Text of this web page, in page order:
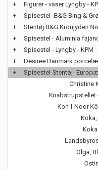
+
Figurer - vaser Lyngby -
+
Spisestel -B&G Bing &
+
Stentøj B&G Kronjyden
+
Spisestel - Aluminia
+
Spisestel - Lyngby - KPM
+
Desiree Danmark
+
Spisestel-Stentøj-
Christine
Knabstrupstellet
Koh-I-Noor
Koka,
Olga,